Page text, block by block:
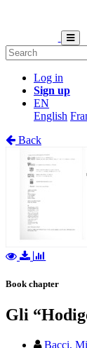
Log in
Sign up
EN
English
Back
Book chapter
Gli
Bacci,